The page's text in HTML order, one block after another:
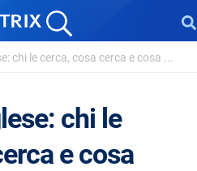
chi le cerca, cosa cerca e cosa ...
chi le
e cosa